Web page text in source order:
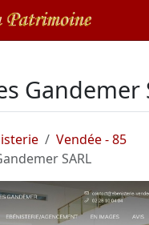
Gandemer
Vendée - 85
SARL